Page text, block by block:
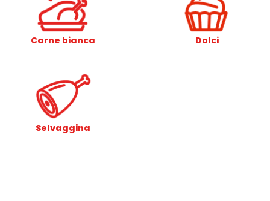
Carne bianca Dolci
Selvaggina